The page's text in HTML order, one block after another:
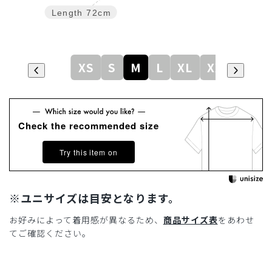
Length 72cm
XS S M L XL XXL
Check the recommended size
Try this item on
※ユニサイズは目安となります。
お好みによって着用感が異なるため、 商品サイズ表をあわせ
てご確認ください。